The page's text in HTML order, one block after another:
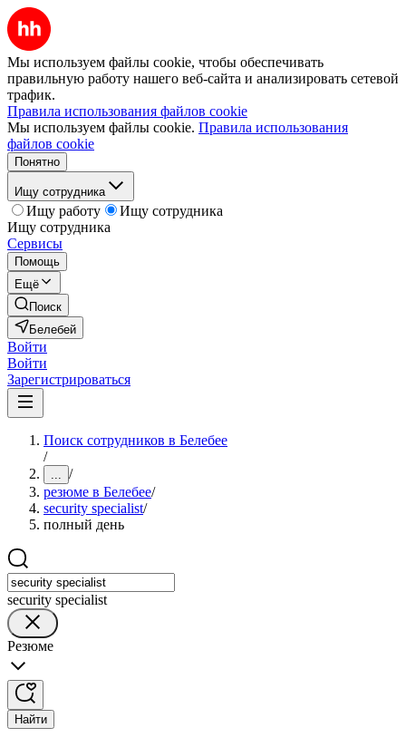
Мы используем файлы cookie, чтобы обеспечивать
правильную работу нашего веб-сайта и анализировать сетевой
трафик.
Правила использования файлов cookie
Мы используем файлы cookie. Правила использования
файлов cookie
Понятно
Ищу сотрудника
Ищу работу
Ищу сотрудника
Ищу сотрудника
Сервисы
Помощь
Ещё
Поиск
Белебей
Войти
Войти
Зарегистрироваться
Поиск сотрудников в Белебее
/
... /
резюме в Белебее/
security specialist/
полный день
security specialist
Резюме
Найти